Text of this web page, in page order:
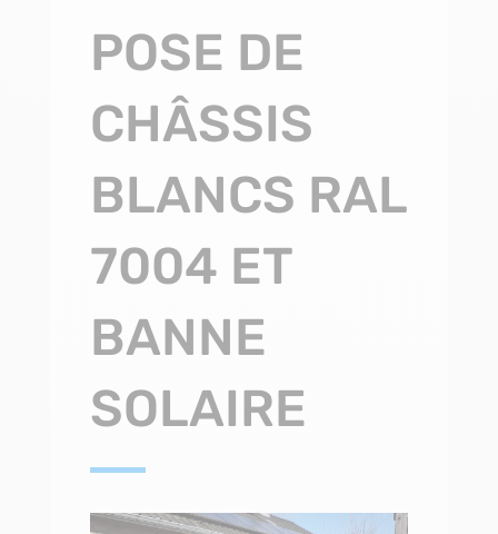
POSE DE
CHÂSSIS
BLANCS RAL
7004 ET
BANNE
SOLAIRE